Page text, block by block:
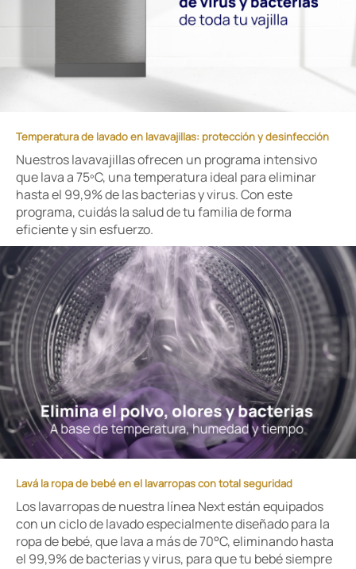
Temperatura de lavado en lavavajillas: protección y desinfección
Nuestros lavavajillas ofrecen un programa intensivo
que lava a 75ºC, una temperatura ideal para eliminar
hasta el 99,9% de las bacterias y virus. Con este
programa, cuidás la salud de tu familia de forma
eficiente y sin esfuerzo.
Lavá la ropa de bebé en el lavarropas con total seguridad
Los lavarropas de nuestra línea Next están equipados
con un ciclo de lavado especialmente diseñado para la
ropa de bebé, que lava a más de 70°C, eliminando hasta
el 99,9% de bacterias y virus, para que tu bebé siempre